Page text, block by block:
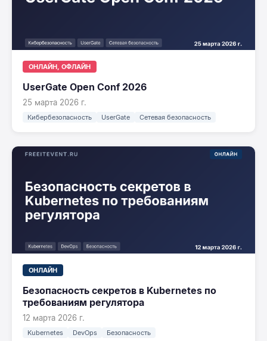
ОНЛАЙН, ОФЛАЙН
UserGate Open Conf 2026
25 марта 2026 г.
Кибербезопасность UserGate Сетевая безопасность
ОНЛАЙН
Безопасность секретов в Kubernetes по
требованиям регулятора
12 марта 2026 г.
Kubernetes DevOps Безопасность